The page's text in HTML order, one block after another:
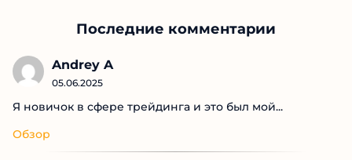
Последние комментарии
Andrey A
05.06.2025
Я новичок в сфере трейдинга и это был мой...
Обзор